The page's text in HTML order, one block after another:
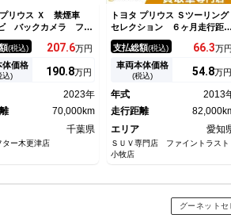
プリウス Ｘ 禁煙車
バックカメラ フル
ＬＥＤライト レー
ーズコントロール Ｅ
０ 衝突軽減ブレー
格納ミラー クリアラ
ックハイビーム
(税込) 207.6万円
体価格
込) 190.8万円
2023年
70,000km
千葉県
ター木更津店
トヨタ プリウス Ｓツーリング
セレクション ６ヶ月走行距離
無制限保証付 純正ＨＤＤナ
ビ Ｂｌｕｅｔｏｏｔｈ フル
セグＴＶ バックカメラ ＥＴ
Ｃ 禁煙車 スマートキー 純
オートエアコン 電動格納ミ
ー ユーザー買取車
支払総額(税込) 66.3万円
車両本体価格
(税込) 54.8万円
年式
2013
走行距離
エリア
愛知
ＳＵＶ専門店 ファイントラスト
小牧店
グーネットセ